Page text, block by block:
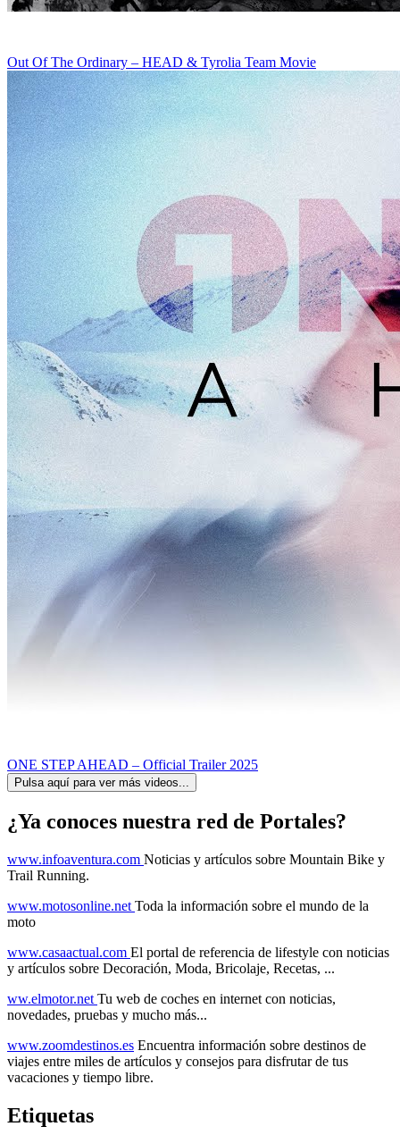
Out Of The Ordinary – HEAD & Tyrolia Team Movie
ONE STEP AHEAD – Official Trailer 2025
Pulsa aquí para ver más videos...
¿Ya conoces nuestra red de Portales?
www.infoaventura.com Noticias y artículos sobre Mountain Bike y
Trail Running.
www.motosonline.net Toda la información sobre el mundo de la
moto
www.casaactual.com El portal de referencia de lifestyle con noticias
y artículos sobre Decoración, Moda, Bricolaje, Recetas, ...
ww.elmotor.net Tu web de coches en internet con noticias,
novedades, pruebas y mucho más...
www.zoomdestinos.es Encuentra información sobre destinos de
viajes entre miles de artículos y consejos para disfrutar de tus
vacaciones y tiempo libre.
Etiquetas